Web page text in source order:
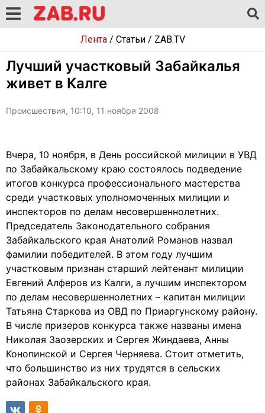
Лента/ Статьи/ ZAB.TV
Лучший участковый Забайкалья
живет в Калге
Происшествия, 10:10, 11 ноября 2008
Вчера, 10 ноября, в День российской милиции в УВД
по Забайкальскому краю состоялось подведение
итогов конкурса профессионального мастерства
среди участковых уполномоченных милиции и
инспекторов по делам несовершеннолетних.
Председатель Законодательного собрания
Забайкальского края Анатолий Романов назвал
фамилии победителей. В этом году лучшим
участковым признан старший лейтенант милиции
Евгений Алферов из Калги, а лучшим инспектором
по делам несовершеннолетних – капитан милиции
Татьяна Старкова из ОВД по Приаргунскому району.
В числе призеров конкурса также названы имена
Николая Заозерских и Сергея Жиндаева, Анны
Конопинской и Сергея Черняева. Стоит отметить,
что большинство из них трудятся в сельских
районах Забайкальского края.